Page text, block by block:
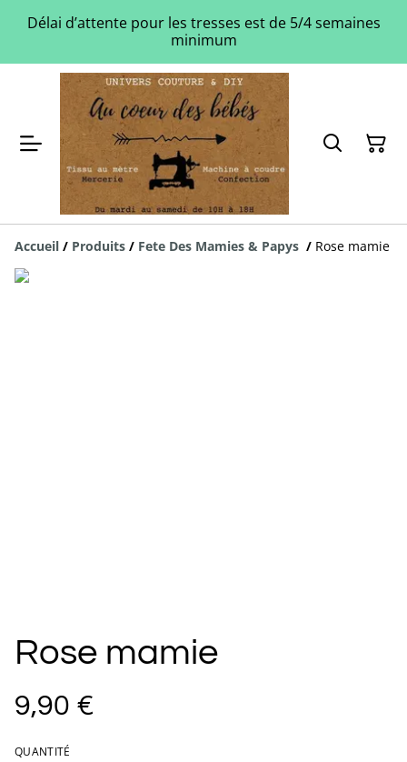
Délai d’attente pour les tresses est de 5/4 semaines
minimum
Accueil / Produits / Fete Des Mamies & Papys / Rose mamie
Rose mamie
9,90 €
QUANTITÉ